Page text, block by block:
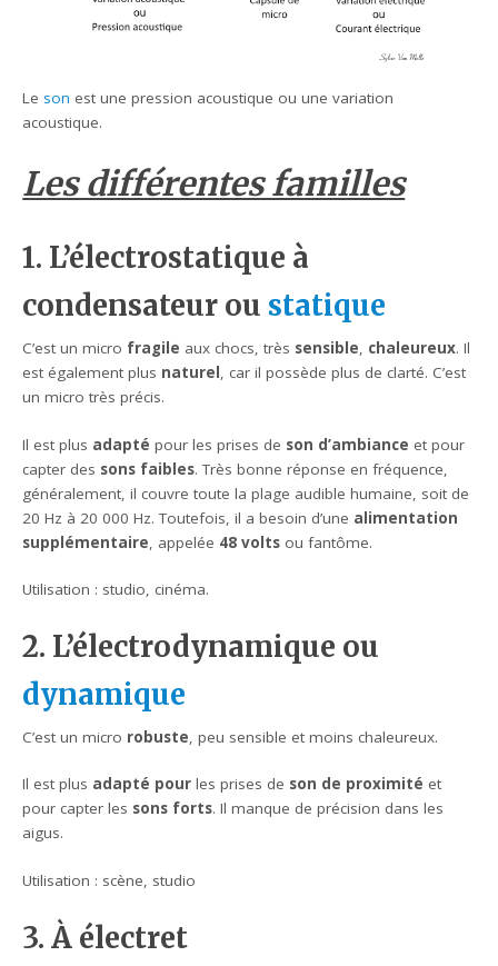
Le son est une pression acoustique ou une variation
acoustique.
Les différentes familles
1. L’électrostatique à
condensateur ou statique
C’est un micro fragile aux chocs, très sensible, chaleureux. Il
est également plus naturel, car il possède plus de clarté. C’est
un micro très précis.
Il est plus adapté pour les prises de son d’ambiance et pour
capter des sons faibles. Très bonne réponse en fréquence,
généralement, il couvre toute la plage audible humaine, soit de
20 Hz à 20 000 Hz. Toutefois, il a besoin d’une alimentation
supplémentaire , appelée 48 volts ou fantôme.
Utilisation : studio, cinéma.
2. L’électrodynamique ou
dynamique
C’est un micro robuste, peu sensible et moins chaleureux.
Il est plus adapté pour les prises de son de proximité et
pour capter les sons forts. Il manque de précision dans les
aigus.
Utilisation : scène, studio
3. À électret